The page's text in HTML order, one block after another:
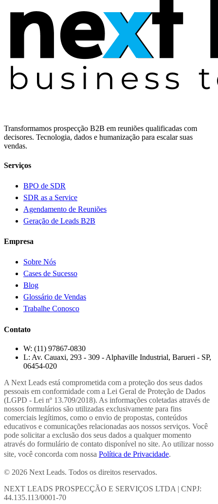
Transformamos prospecção B2B em reuniões qualificadas com
decisores. Tecnologia, dados e humanização para escalar suas
vendas.
Serviços
BPO de SDR
SDR as a Service
Agendamento de Reuniões
Geração de Leads B2B
Empresa
Sobre Nós
Cases de Sucesso
Blog
Glossário de Vendas
Trabalhe Conosco
Contato
W: (11) 97867-0830
L: Av. Cauaxi, 293 - 309 - Alphaville Industrial, Barueri - SP,
06454-020
A Next Leads está comprometida com a proteção dos seus dados
pessoais em conformidade com a Lei Geral de Proteção de Dados
(LGPD - Lei nº 13.709/2018). As informações coletadas através de
nossos formulários são utilizadas exclusivamente para fins
comerciais legítimos, como o envio de propostas, conteúdos
educativos e comunicações relacionadas aos nossos serviços. Você
pode solicitar a exclusão dos seus dados a qualquer momento
através do formulário de contato disponível no site. Ao utilizar nosso
site, você concorda com nossa Política de Privacidade.
© 2026 Next Leads. Todos os direitos reservados.
NEXT LEADS PROSPECÇÃO E SERVIÇOS LTDA | CNPJ:
44.135.113/0001-70